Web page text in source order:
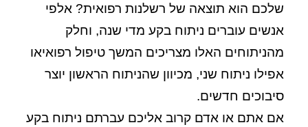
שלכם הוא תוצאה של רשלנות רפואית? אלפי
אנשים עוברים ניתוח בקע מדי שנה, וחלק
מהניתוחים האלו מצריכים המשך טיפול רפואיאו
אפילו ניתוח שני, מכיוון שהניתוח הראשון יוצר
סיבוכים חדשים.
אם אתם או אדם קרוב אליכם עברתם ניתוח בקע